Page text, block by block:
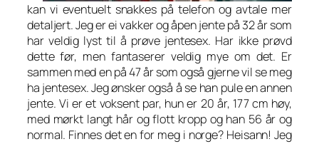
kan vi eventuelt snakkes på telefon og avtale mer
detaljert. Jeg er ei vakker og åpen jente på 32 år som
har veldig lyst til å prøve jentesex. Har ikke prøvd
dette før, men fantaserer veldig mye om det. Er
sammen med en på 47 år som også gjerne vil se meg
ha jentesex. Jeg ønsker også å se han pule en annen
jente. Vi er et voksent par, hun er 20 år, 177 cm høy,
med mørkt langt hår og flott kropp og han 56 år og
normal. Finnes det en for meg i norge? Heisann! Jeg